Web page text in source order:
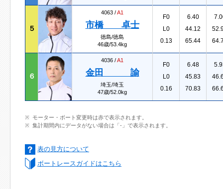
５
4063 /A1
市橋 卓士
徳島/徳島
46歳/53.4kg
F0
L0
0.13
6.40
44.12
65.44
６
4036 /A1
金田 諭
埼玉/埼玉
47歳/52.0kg
F0
L0
0.16
6.48
45.83
70.83
モーター・ボート変更時は赤で表示されます。
集計期間内にデータがない場合は「-」で表示されます。
表の見方について
ボートレースガイドはこちら